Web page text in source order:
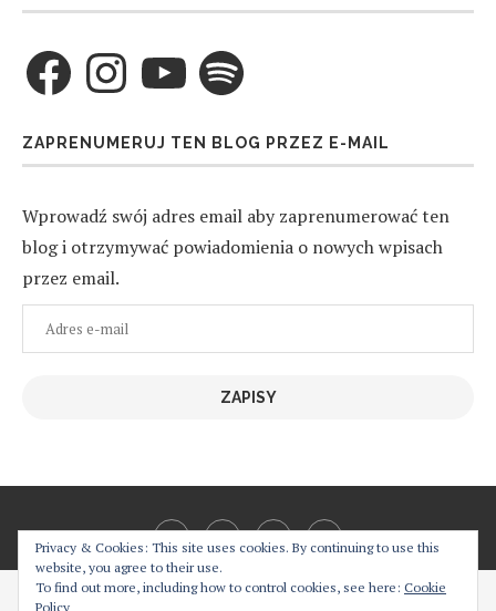
FacebookInstagramYouTube Spotify
ZAPRENUMERUJ TEN BLOG PRZEZ E-MAIL
Wprowadź swój adres email aby zaprenumerować ten
blog i otrzymywać powiadomienia o nowych wpisach
przez email.
ZAPISY
Cześć! Moja strona używa ciasteczek w celu bezproblemowego jej
Privacy & Cookies: This site uses cookies. By continuing to use this
website, you agree to their use.
To find out more, including how to control cookies, see here: Cookie
Policy